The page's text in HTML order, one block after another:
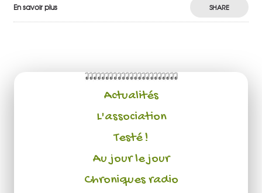
En savoir plus SHARE
Actualités
L'association
Testé !
Au jour le jour
Chroniques radio